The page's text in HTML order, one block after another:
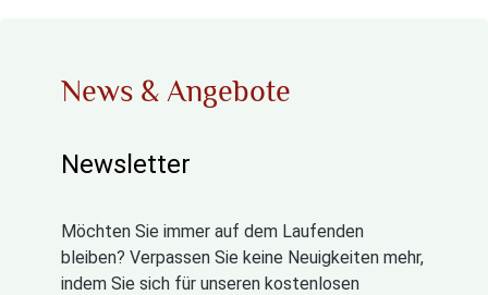
News & Angebote
Newsletter
Möchten Sie immer auf dem Laufenden
bleiben? Verpassen Sie keine Neuigkeiten mehr,
indem Sie sich für unseren kostenlosen